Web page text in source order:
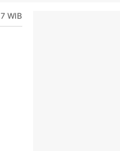
WIB